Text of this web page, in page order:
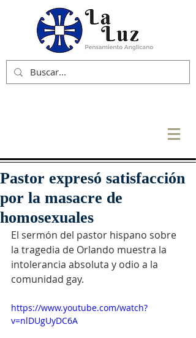
Pastor expresó satisfacción
por la masacre de
homosexuales
El sermón del pastor hispano sobre
la tragedia de Orlando muestra la
intolerancia absoluta y odio a la
comunidad gay.
https://www.youtube.com/watch?
v=nlDUgUyDC6A